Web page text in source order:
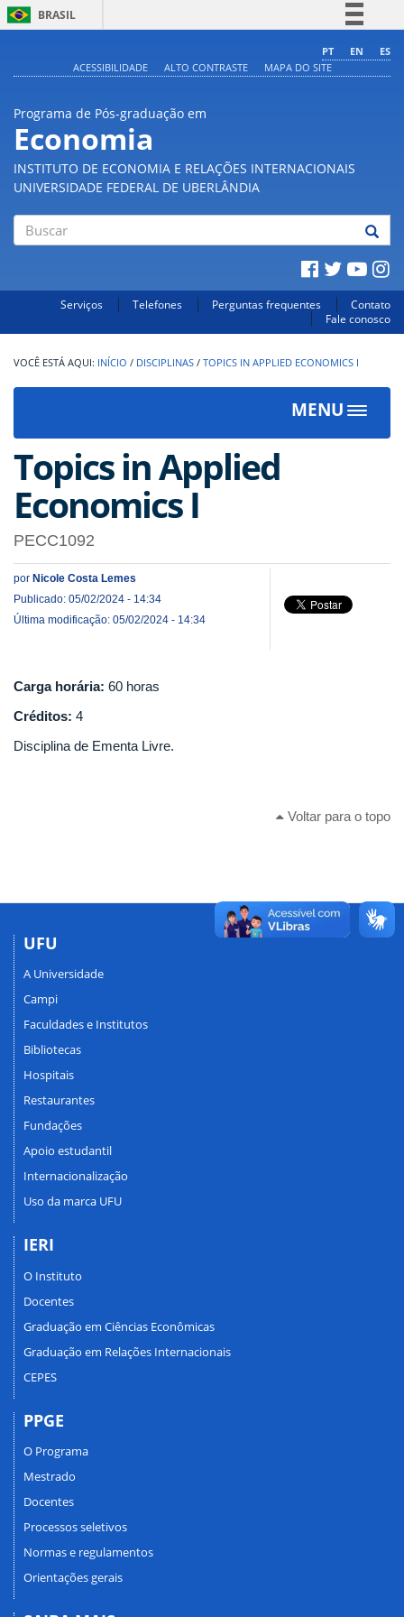
BRASIL
Comunica BR
PT EN
ES
ACESSIBILIDADE
ALTO CONTRASTE MAPA DO SITE
Programa de Pós-graduação em
Economia
INSTITUTO DE ECONOMIA E RELAÇÕES INTERNACIONAIS
UNIVERSIDADE FEDERAL DE UBERLÂNDIA
Serviços Telefones Perguntas frequentes
Contato
Fale conosco
INÍCIO / DISCIPLINAS / TOPICS IN APPLIED ECONOMICS I
MENU
Toggle
Topics in Applied
Economics I
PECC1092
por Nicole Costa Lemes
Publicado: 05/02/2024 - 14:34
Última modificação: 05/02/2024 - 14:34
Carga horária: 60 horas
Créditos: 4
Disciplina de Ementa Livre.
Voltar para o topo
UFU
A Universidade
Campi
Faculdades e Institutos
Bibliotecas
Hospitais
Restaurantes
Fundações
Apoio estudantil
Internacionalização
Uso da marca UFU
IERI
O Instituto
Docentes
Graduação em Ciências Econômicas
Graduação em Relações Internacionais
CEPES
PPGE
O Programa
Mestrado
Docentes
Processos seletivos
Normas e regulamentos
Orientações gerais